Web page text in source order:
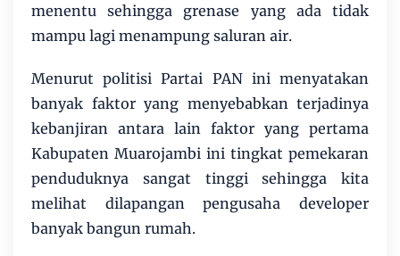
menentu sehingga grenase yang ada tidak
mampu lagi menampung saluran air.
Menurut politisi Partai PAN ini menyatakan
banyak faktor yang menyebabkan terjadinya
kebanjiran antara lain faktor yang pertama
Kabupaten Muarojambi ini tingkat pemekaran
penduduknya sangat tinggi sehingga kita
melihat dilapangan pengusaha developer
banyak bangun rumah.